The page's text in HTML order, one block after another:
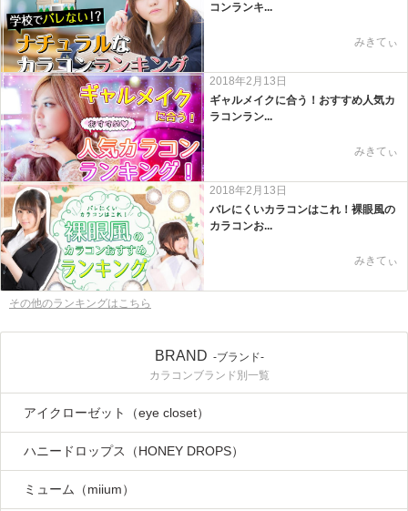
コンランキ...
みきてぃ
2018年2月13日
ギャルメイクに合う！おすすめ人気カ
ラコンラン...
みきてぃ
2018年2月13日
バレにくいカラコンはこれ！裸眼風の
カラコンお...
みきてぃ
その他のランキングはこちら
BRAND -ブランド-
カラコンブランド別一覧
アイクローゼット（eye closet）
ハニードロップス（HONEY DROPS）
ミューム（miium）